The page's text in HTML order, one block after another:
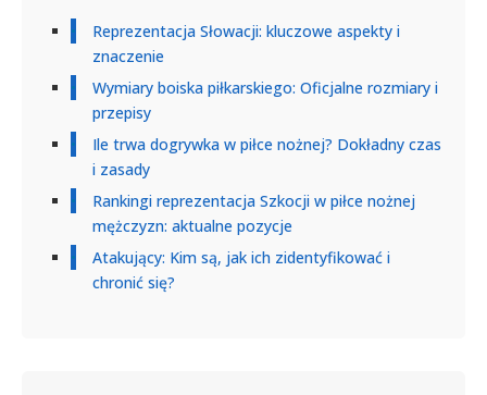
Reprezentacja Słowacji: kluczowe aspekty i
znaczenie
Wymiary boiska piłkarskiego: Oficjalne rozmiary i
przepisy
Ile trwa dogrywka w piłce nożnej? Dokładny czas
i zasady
Rankingi reprezentacja Szkocji w piłce nożnej
mężczyzn: aktualne pozycje
Atakujący: Kim są, jak ich zidentyfikować i
chronić się?